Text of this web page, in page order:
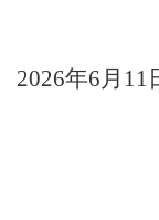
2026年6月 11